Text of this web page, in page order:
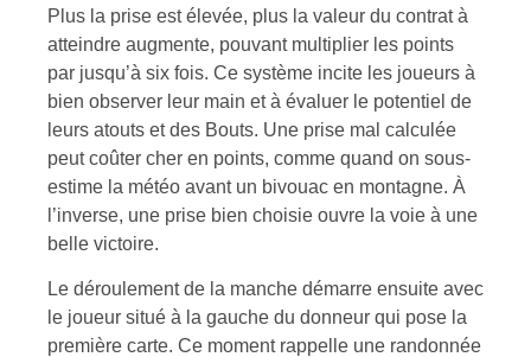
Plus la prise est élevée, plus la valeur du contrat à
atteindre augmente, pouvant multiplier les points
par jusqu’à six fois. Ce système incite les joueurs à
bien observer leur main et à évaluer le potentiel de
leurs atouts et des Bouts. Une prise mal calculée
peut coûter cher en points, comme quand on sous-
estime la météo avant un bivouac en montagne. À
l’inverse, une prise bien choisie ouvre la voie à une
belle victoire.
Le déroulement de la manche démarre ensuite avec
le joueur situé à la gauche du donneur qui pose la
première carte. Ce moment rappelle une randonnée